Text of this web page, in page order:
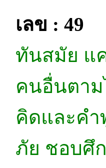
เลข : 49
ทันสมัย แค
คนอื่นตา
คิดและคำ
ภัย ชอบศึ